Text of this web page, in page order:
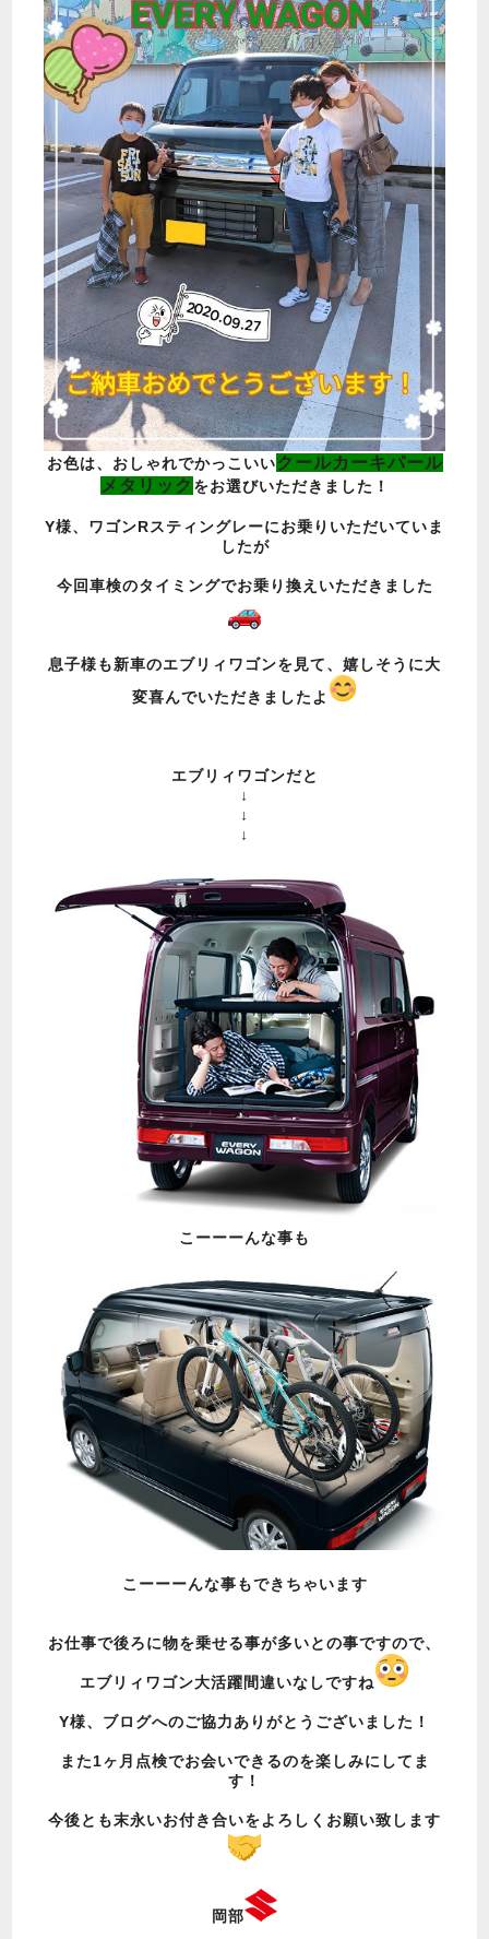
お色は、おしゃれでかっこいいクールカーキパール
メタリック をお選びいただきました！
Y様、ワゴンRスティングレーにお乗りいただいていま
したが
今回車検のタイミングでお乗り換えいただきました
息子様も新車のエブリィワゴンを見て、嬉しそうに大
変喜んでいただきましたよ
エブリィワゴンだと
↓
↓
↓
こーーーんな事も
こーーーんな事もできちゃいます
お仕事で後ろに物を乗せる事が多いとの事ですので、
エブリィワゴン大活躍間違いなしですね
Y様、ブログへのご協力ありがとうございました！
また1ヶ月点検でお会いできるのを楽しみにしてま
す！
今後とも末永いお付き合いをよろしくお願い致します
岡部